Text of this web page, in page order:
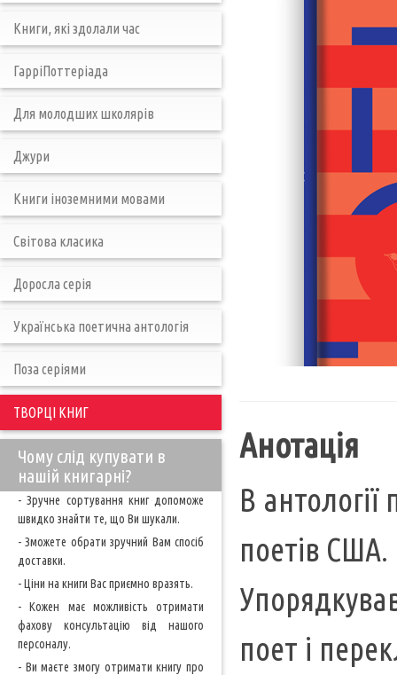
Анотація
В
поетів США.
поет і
Книги, які здолали час
ГарріПоттеріада
Для молодших школярів
Джури
Книги іноземними мовами
Світова класика
Доросла серія
Українська поетична антологія
Поза серіями
ТВОРЦІ КНИГ
Чому слід купувати в
нашій книгарні?
- Зручне сортування книг допоможе
швидко знайти те, що Ви шукали.
- Зможете обрати зручний Вам спосіб
доставки.
- Ціни на книги Вас приємно вразять.
- Кожен має можливість отримати
фахову консультацію від нашого
персоналу.
- Ви маєте змогу отримати книгу про